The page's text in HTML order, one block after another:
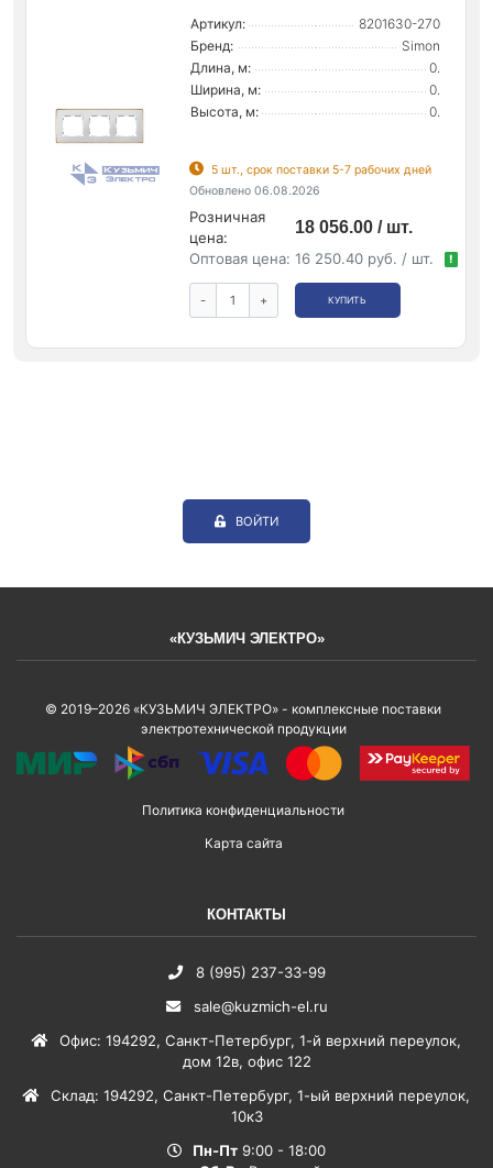
Артикул:
8201630-270
Бренд:
Simon
Длина, м:
0.
Ширина, м:
0.
Высота, м:
0.
5 шт., срок поставки 5-7 рабочих дней
Обновлено 06.08.2026
Розничная
цена:
18 056.00 / шт.
Оптовая цена: 16 250.40 руб. / шт. !
- + КУПИТЬ
ВОЙТИ
«КУЗЬМИЧ ЭЛЕКТРО»
© 2019–2026 «КУЗЬМИЧ ЭЛЕКТРО» - комплексные поставки
электротехнической продукции
Политика конфиденциальности
Карта сайта
КОНТАКТЫ
8 (995) 237-33-99
sale@kuzmich-el.ru
Офис: 194292, Санкт-Петербург, 1-й верхний переулок,
дом 12в, офис 122
Склад: 194292, Санкт-Петербург, 1-ый верхний переулок,
10к3
Пн-Пт 9:00 - 18:00